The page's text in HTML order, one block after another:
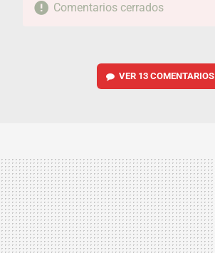
Comentarios cerrados
VER 13 COMENTARIOS